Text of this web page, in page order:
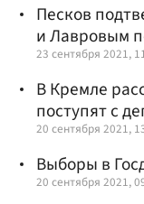
Песков
и Лавровым
23 сентября 2021,
В Кремле
поступят с
20 сентября 2021,
Выборы в
20 сентября 2021,